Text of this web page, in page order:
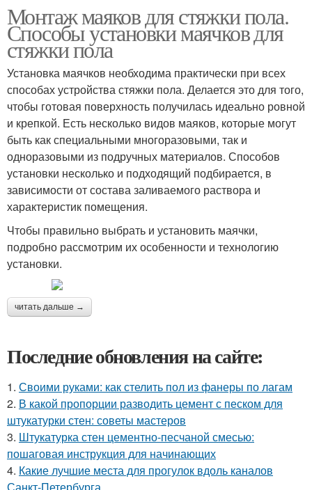
Монтаж маяков для стяжки пола.
Способы установки маячков для
стяжки пола
Установка маячков необходима практически при всех
способах устройства стяжки пола. Делается это для того,
чтобы готовая поверхность получилась идеально ровной
и крепкой. Есть несколько видов маяков, которые могут
быть как специальными многоразовыми, так и
одноразовыми из подручных материалов. Способов
установки несколько и подходящий подбирается, в
зависимости от состава заливаемого раствора и
характеристик помещения.
Чтобы правильно выбрать и установить маячки,
подробно рассмотрим их особенности и технологию
установки.
читать дальше →
Последние обновления на сайте:
1. Своими руками: как стелить пол из фанеры по лагам
2. В какой пропорции разводить цемент с песком для
штукатурки стен: советы мастеров
3. Штукатурка стен цементно-песчаной смесью:
пошаговая инструкция для начинающих
4. Какие лучшие места для прогулок вдоль каналов